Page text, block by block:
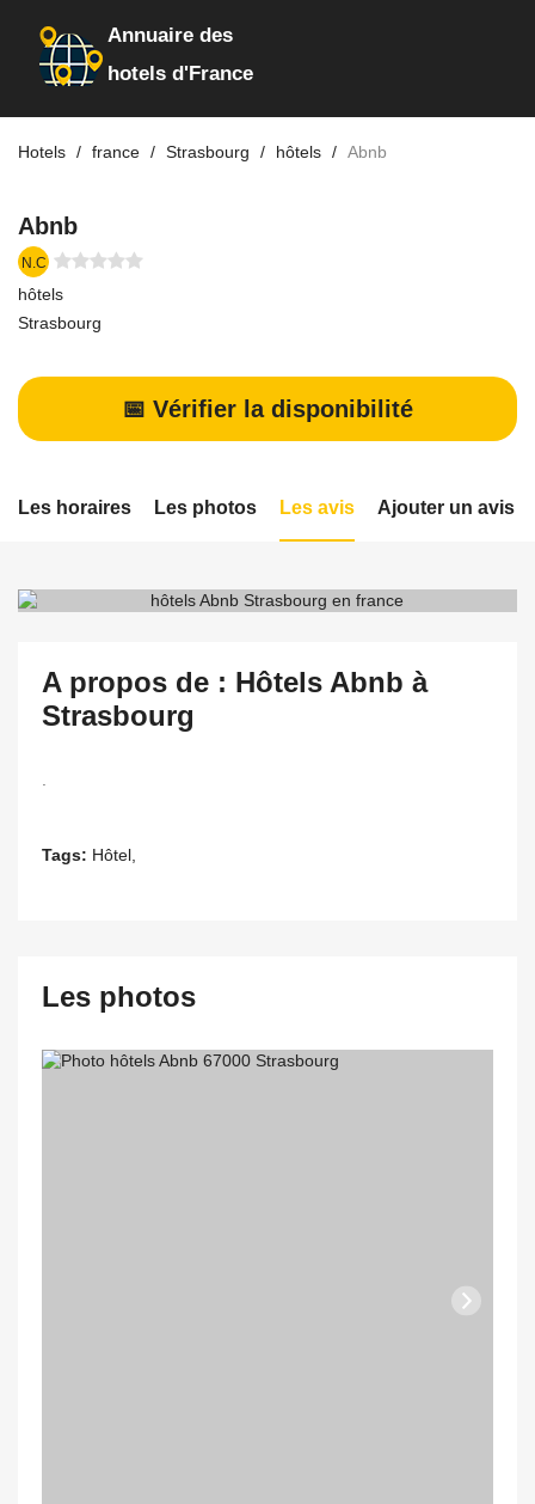
Annuaire des
hotels d'France
Hotels france Strasbourg hôtels Abnb
Abnb
N.C
hôtels
Strasbourg
📅 Vérifier la disponibilité
Les horaires Les photos Les avis Ajouter un avis
A propos de : Hôtels Abnb à
Strasbourg
Tags: Hôtel,
Les photos